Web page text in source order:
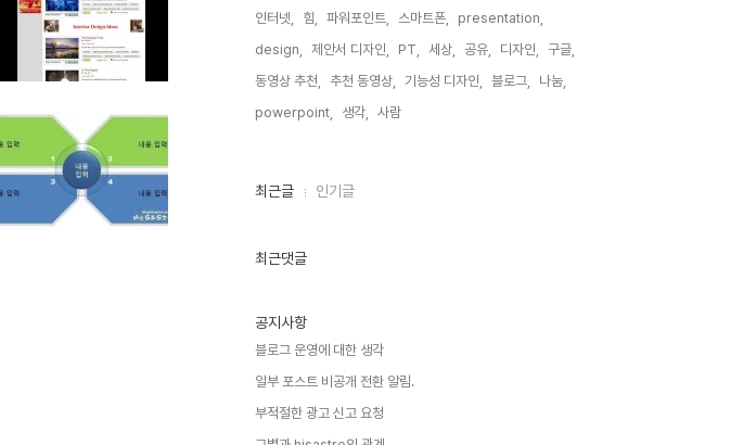
인터넷, 힘, 파워포인트, 스마트폰,
presentation,
design,
제안서 디자인, PT, 세상, 공유, 디자인,
구글,
동영상 추천,
추천 동영상, 기능성 디자인, 블로그,
나눔,
powerpoint,
생각, 사람,
최
인
최근글 인기글
최근댓글
공지사항
블로그 운영에 대한 생각
일부 포스트 비공개 전환 알림.
부적절한 광고 신고 요청